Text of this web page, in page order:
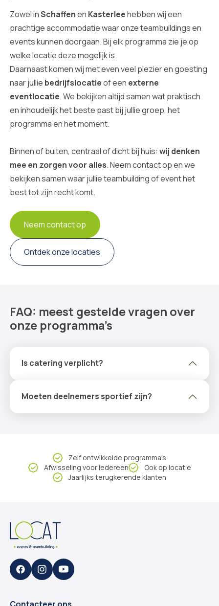
Zowel inSchaffenen Kasterleehebben wij een
prachtige accommodatie waar onze teambuildings en
events kunnen doorgaan. Bij elk programma zie je op
welke locatie deze mogelijk is.
Daarnaast komen wij met even veel plezier en goesting
naar jullie bedrijfslocatieof een externe
eventlocatie. We bekijken altijd samen wat praktisch
en inhoudelijk het beste past bij jullie groep, het
programma en het moment.
Binnen of buiten, centraal of dicht bij huis: wij denken
mee en zorgen voor alles. Neem contact op en we
bekijken samen waar jullie teambuilding of event het
best tot zijn recht komt.
Neem contact op
Ontdek onze locaties
FAQ: meest gestelde vragen over
onze programma’s
Is catering verplicht?
Moeten deelnemers sportief zijn?
Zelf ontwikkelde programma’s
Afwisseling voor iedereen
Ook op locatie
Jaarlijks terugkerende klanten
FacebookInstagramYouTube
Contacteer ons